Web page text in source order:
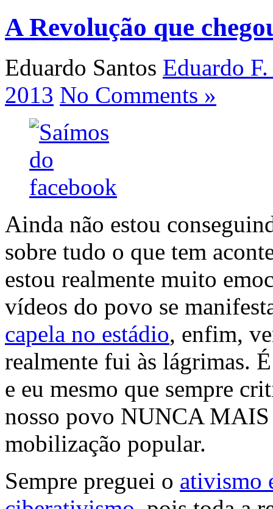
A Revolução que
Eduardo Santos Eduardo
2013 No Comments »
Ainda não estou
sobre tudo o que tem
estou realmente muito
vídeos do povo se
capela no estádio, enfim,
realmente fui às lágrimas.
e eu mesmo que sempre
nosso povo NUNCA MAIS
mobilização popular.
Sempre preguei o ativismo